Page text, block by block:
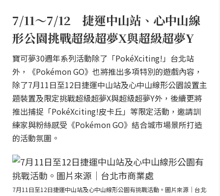
7/11～7/12 捷運中山站、心中山線
形公園挑戰超級超夢X與超級超夢Y
寶可夢30週年系列活動除了「PokéXciting!」台北站
外，《Pokémon GO》也將推出多項特別的遊戲內容，
除了7月11日至12日捷運中山站及心中山線形公園設置主
題裝置及限定挑戰超級超夢X與超級超夢Y外，後續更將
推出捕捉「PokéXciting!皮卡丘」等限定活動，邀請訓
練家與粉絲感受《Pokémon GO》結合城市場景所打造
的活動氛圍。
7月11日至12日捷運中山站及心中山線形公園有挑戰活動。圖片來源｜台北